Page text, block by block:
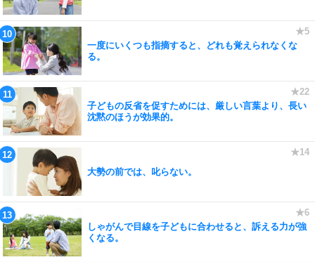
一度にいくつも指摘すると、どれも覚えられなくな
る。
子どもの反省を促すためには、厳しい言葉より、長い
沈黙のほうが効果的。
大勢の前では、叱らない。
しゃがんで目線を子どもに合わせると、訴える力が強
くなる。